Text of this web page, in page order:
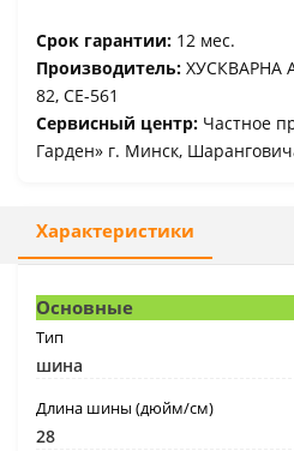
Срок гарантии: 12 мес.
Производитель: ХУСКВАРНА
82, СЕ-561
Сервисный центр: Частное
Гарден» г. Минск,
Характеристики
Основные
Тип
шина
Длина шины (дюйм/см)
28